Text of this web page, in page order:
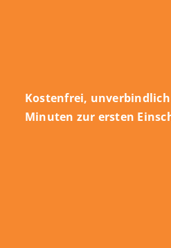
Kostenfrei,
Minuten zur ersten